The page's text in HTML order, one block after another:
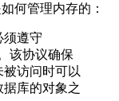
何管理内存的：
须遵守
该协议确保
访问时可以
库的对象之